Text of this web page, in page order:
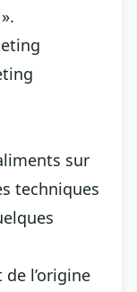
sur
techniques
l’origine